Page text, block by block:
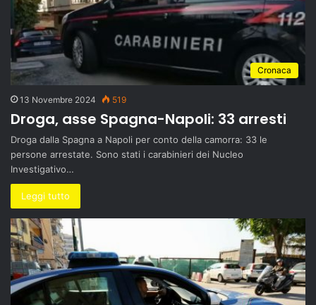
Cronaca
13 Novembre 2024 519
Droga, asse Spagna-Napoli: 33 arresti
Droga dalla Spagna a Napoli per conto della camorra: 33 le
persone arrestate. Sono stati i carabinieri dei Nucleo
Investigativo…
Leggi tutto